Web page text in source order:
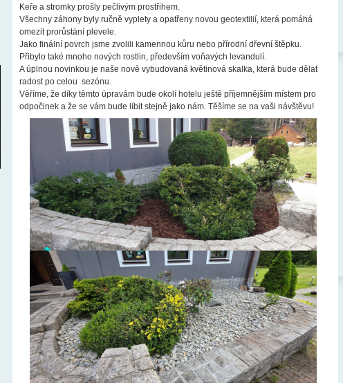
Keře a stromky prošly pečlivým prostřihem.
Všechny záhony byly ručně vyplety a opatřeny novou geotextilií, která pomáhá
omezit prorůstání plevele.
Jako finální povrch jsme zvolili kamennou kůru nebo přírodní dřevní štěpku.
Přibylo také mnoho nových rostlin, především voňavých levandulí.
A úplnou novinkou je naše nově vybudovaná květinová skalka, která bude dělat
radost po celou sezónu.
Věříme, že díky těmto úpravám bude okolí hotelu ještě příjemnějším místem pro
odpočinek a že se vám bude líbit stejně jako nám. Těšíme se na vaši návštěvu!